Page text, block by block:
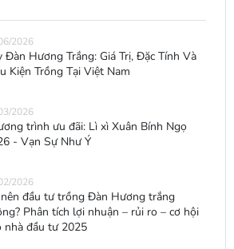
2026
Đàn Hương Trắng: Giá Trị, Đặc Tính Và
Kiện Trồng Tại Việt Nam
2026
trình ưu đãi: Lì xì Xuân Bính Ngọ
- Vạn Sự Như Ý
2026
đầu tư trồng Đàn Hương trắng
Phân tích lợi nhuận – rủi ro – cơ hội
nhà đầu tư 2025